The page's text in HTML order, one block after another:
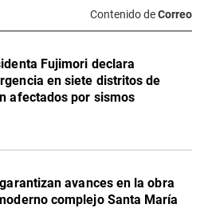
Contenido deCorreo
Fujimori declara
en siete distritos de
afectados por sismos
avances en la obra
complejo Santa María